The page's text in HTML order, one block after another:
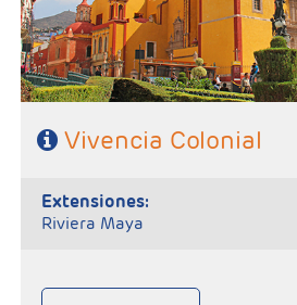
Características
Vivencia Colonial
extensiones:
Riviera Maya